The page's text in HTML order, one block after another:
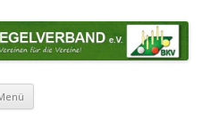
Zum Inhalt springen